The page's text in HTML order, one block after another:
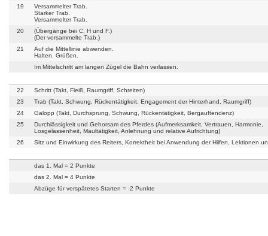
19
Versammelter Trab.
Starker Trab.
Versammelter Trab.
20
(Übergänge bei C, H und F.)
(Der versammelte Trab.)
21
Auf die Mittellinie abwenden.
Halten. Grüßen.
Im Mittelschritt am langen Zügel die Bahn verlassen.
22
Schritt (Takt, Fleiß, Raumgriff, Schreiten)
23
Trab (Takt, Schwung, Rückentätigkeit, Engagement der Hinterhand, Raumgriff)
24
Galopp (Takt, Durchsprung, Schwung, Rückentätigkeit, Bergauftendenz)
25
Durchlässigkeit und Gehorsam des Pferdes (Aufmerksamkeit, Vertrauen, Harmonie,
Losgelassenheit, Maultätigkeit, Anlehnung und relative Aufrichtung)
26
Sitz und Einwirkung des Reiters, Korrektheit bei Anwendung der Hilfen, Lektionen
das 1. Mal = 2 Punkte
das 2. Mal = 4 Punkte
Abzüge für verspätetes Starten = -2 Punkte